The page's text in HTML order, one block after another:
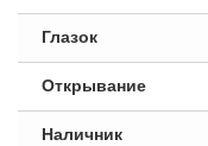
Глазок
Открывание
Наличник